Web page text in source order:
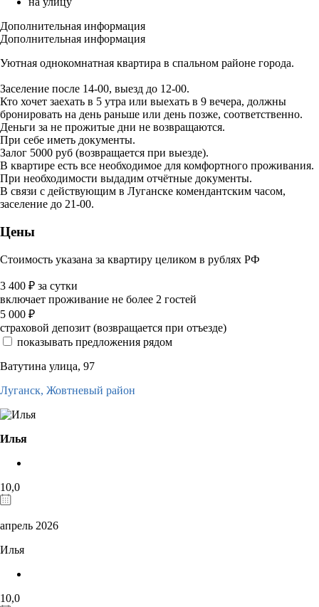
Дополнительная информация
Дополнительная информация
Уютная однокомнатная квартира в спальном районе города.
Заселение после 14-00, выезд до 12-00.
Кто хочет заехать в 5 утра или выехать в 9 вечера, должны
бронировать на день раньше или день позже, соответственно.
Деньги за не прожитые дни не возвращаются.
При себе иметь документы.
Залог 5000 руб (возвращается при выезде).
В квартире есть все необходимое для комфортного проживания.
При необходимости выдадим отчётные документы.
В связи с действующим в Луганске комендантским часом,
заселение до 21-00.
Цены
Стоимость указана за квартиру целиком в рублях РФ
3 400 ₽ за сутки
включает проживание не более 2 гостей
5 000 ₽
страховой депозит (возвращается при отъезде)
показывать предложения рядом
Ватутина улица, 97
Луганск, Жовтневый район
Илья
10,0
апрель 2026
Илья
10,0